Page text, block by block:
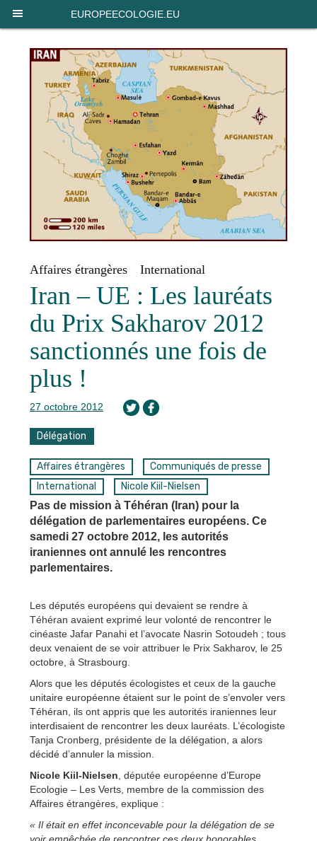
EUROPEECOLOGIE.EU
Affaires étrangères International
Iran – UE : Les lauréats
du Prix Sakharov 2012
sanctionnés une fois de
plus !
27 octobre 2012
Délégation
Affaires étrangères
Communiqués de presse
International
Nicole Kiil-Nielsen
Pas de mission à Téhéran (Iran) pour la
délégation de parlementaires européens. Ce
samedi 27 octobre 2012, les autorités
iraniennes ont annulé les rencontres
parlementaires.
Les députés européens qui devaient se rendre à
Téhéran avaient exprimé leur volonté de rencontrer le
cinéaste Jafar Panahi et l’avocate Nasrin Sotoudeh ; tous
deux venaient de se voir attribuer le Prix Sakharov, le 25
octobre, à Strasbourg.
Alors que les députés écologistes et ceux de la gauche
unitaire européenne étaient sur le point de s’envoler vers
Téhéran, ils ont appris que les autorités iraniennes leur
interdisaient de rencontrer les deux lauréats. L’écologiste
Tanja Cronberg, présidente de la délégation, a alors
décidé d’annuler la mission.
Nicole Kiil-Nielsen , députée européenne d’Europe
Ecologie – Les Verts, membre de la commission des
Affaires étrangères, explique :
« Il était en effet inconcevable pour la délégation de se